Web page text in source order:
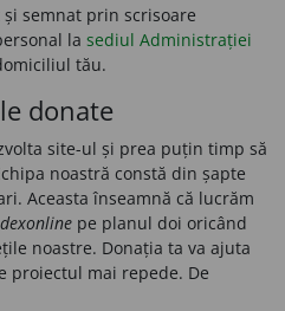
semnat prin scrisoare
la sediul Administrației
tău.
donate
site-ul și prea puțin timp să
noastră constă din șapte
Aceasta înseamnă că lucrăm
dexonline pe planul doi oricând
noastre. Donația ta va ajuta
proiectul mai repede. De